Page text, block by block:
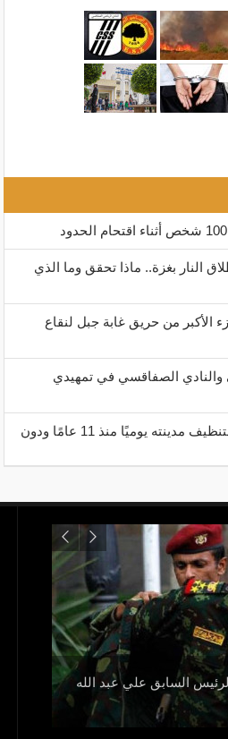
النار بغزة.. ماذا تحقق وما الذي
الأكبر من حريق غابة جبل لنقاع
الصفاقسي في تمهيدي
المنستير: سبعيني يتطوّع لتنظيف مدينته يوميًا منذ 11 عامًا ودون
السابق علي عبد الله